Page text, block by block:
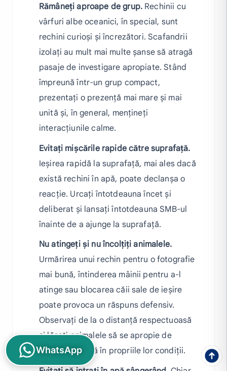
Rămâneți aproape de grup. Rechinii cu
vârfuri albe oceanici, în special, sunt
rechini curioși și încrezători. Scafandrii
izolați au mult mai multe șanse să atragă
pasaje de investigare apropiate. Stând
împreună într-un grup compact,
prezentați o prezență mai mare și mai
unită și, în general, mențineți
interacțiunile calme.
Evitați mișcările rapide către suprafață.
Ieșirea rapidă la suprafață, mai ales dacă
există rechini în apă, poate declanșa o
reacție. Urcați întotdeauna încet și
deliberat și lansați întotdeauna SMB-ul
înainte de a ajunge la suprafață.
Nu atingeți și nu încolțiți animalele.
Urmărirea unui rechin pentru o fotografie
mai bună, întinderea mâinii pentru a-l
atinge sau blocarea căii sale de ieșire
poate provoca un răspuns defensiv.
Observați de la o distanță respectuoasă
și lăsați animalele să se apropie de
dumneavoastră în propriile lor condiții.
WhatsApp